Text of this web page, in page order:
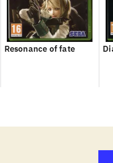
Resonance of fate